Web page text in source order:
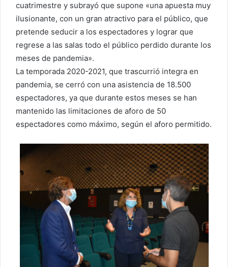
cuatrimestre y subrayó que supone «una apuesta muy
ilusionante, con un gran atractivo para el público, que
pretende seducir a los espectadores y lograr que
regrese a las salas todo el público perdido durante los
meses de pandemia».
La temporada 2020-2021, que trascurrió integra en
pandemia, se cerró con una asistencia de 18.500
espectadores, ya que durante estos meses se han
mantenido las limitaciones de aforo de 50
espectadores como máximo, según el aforo permitido.